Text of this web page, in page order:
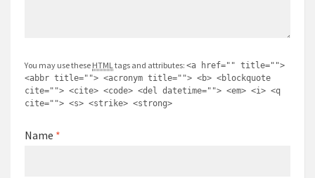
You may use these HTML tags and attributes: <a href="" title="">
<abbr title=""> <acronym title=""> <b> <blockquote
cite=""> <cite> <code> <del datetime=""> <em> <i> <q
cite=""> <s> <strike> <strong>
Name *